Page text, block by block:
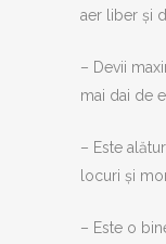
aer liber și
– Devii
mai dai de
– Este
locuri și
– Este o